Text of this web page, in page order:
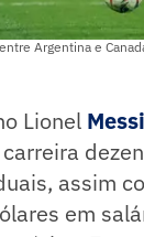
Argentina e
Lionel Messi
assim
em